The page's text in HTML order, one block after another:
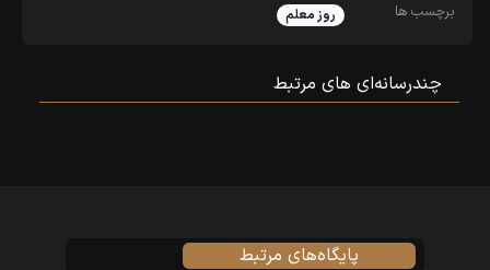
برچسب ها روز معلم
چندرسانه‌ای‌ های مرتبط
پایگاه‌های مرتبط